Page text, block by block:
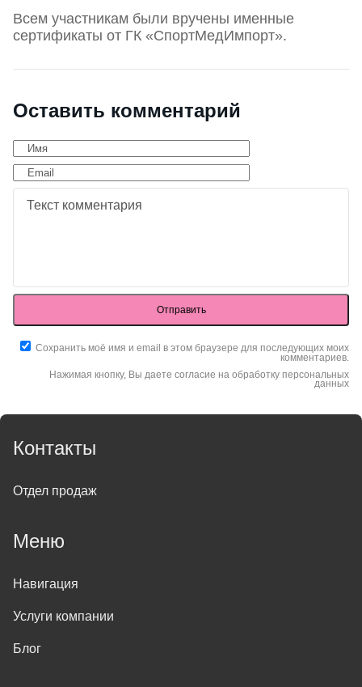
Всем участникам были вручены именные
сертификаты от ГК «СпортМедИмпорт».
Оставить комментарий
Отправить
Сохранить моё имя и email в этом браузере для последующих моих
комментариев.
Нажимая кнопку, Вы даете согласие на обработку персональных
данных
Контакты
Отдел продаж
Меню
Навигация
Услуги компании
Блог